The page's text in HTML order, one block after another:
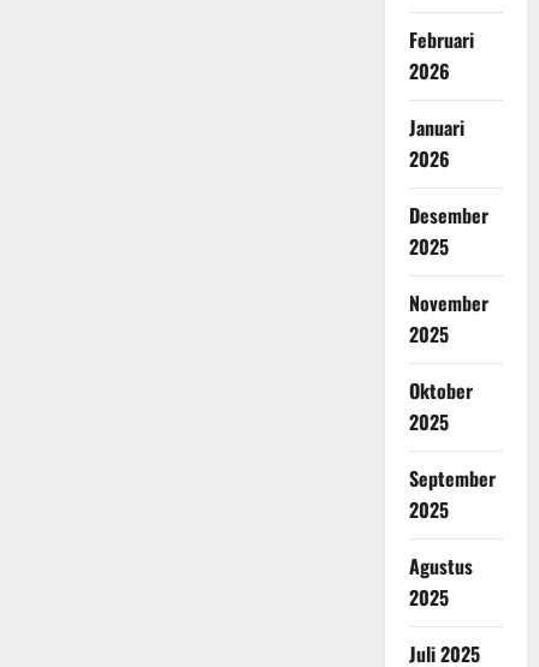
Februari
2026
Januari
2026
Desember
2025
November
2025
Oktober
2025
September
2025
Agustus
2025
Juli 2025